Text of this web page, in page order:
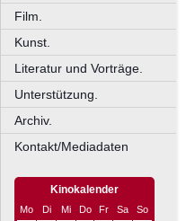
Film.
Kunst.
Literatur und Vorträge.
Unterstützung.
Archiv.
Kontakt/Mediadaten
Kinokalender
Mo Di Mi Do Fr Sa
So